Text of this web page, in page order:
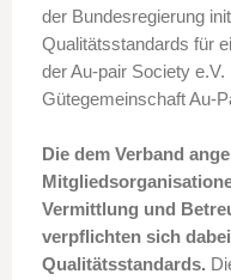
der Bundesregierung
Qualitätsstandards für
der Au-pair Society e.V.
Gütegemeinschaft Au-
Die dem Verband
Vermittlung und
verpflichten sich
Qualitätsstandards.